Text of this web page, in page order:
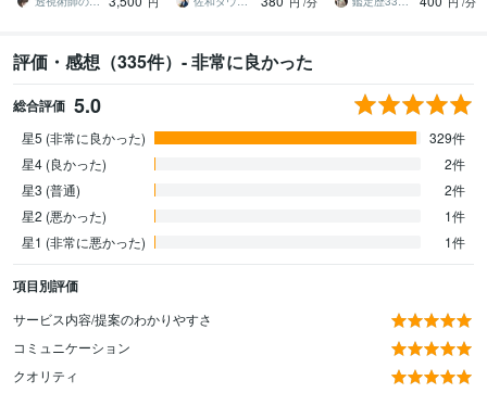
評価・感想（335件）- 非常に良かった
総合評価 5.0
星5 (非常に良かった)
329件
星4 (良かった)
2件
星3 (普通)
2件
星2 (悪かった)
1件
星1 (非常に悪かった)
1件
項目別評価
サービス内容/提案のわかりやすさ
コミュニケーション
クオリティ